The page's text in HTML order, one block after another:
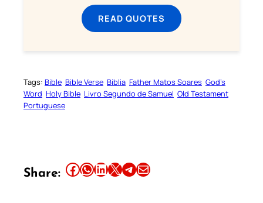
READ QUOTES
Tags: Bible Bible Verse Biblia Father Matos Soares God’s
Word Holy Bible Livro Segundo de Samuel Old Testament
Portuguese
Share: Share this article on Facebook Share this article on WhatsApp Share this article on LinkedIn Share this article on X Share this article on TelegramEmail this Article